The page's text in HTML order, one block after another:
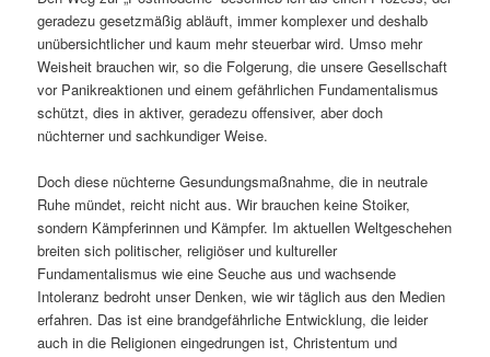
geradezu gesetzmäßig abläuft, immer komplexer und deshalb
unübersichtlicher und kaum mehr steuerbar wird. Umso mehr
Weisheit brauchen wir, so die Folgerung, die unsere Gesellschaft
vor Panikreaktionen und einem gefährlichen Fundamentalismus
schützt, dies in aktiver, geradezu offensiver, aber doch
nüchterner und sachkundiger Weise.
Doch diese nüchterne Gesundungsmaßnahme, die in neutrale
Ruhe mündet, reicht nicht aus. Wir brauchen keine Stoiker,
sondern Kämpferinnen und Kämpfer. Im aktuellen Weltgeschehen
breiten sich politischer, religiöser und kultureller
Fundamentalismus wie eine Seuche aus und wachsende
Intoleranz bedroht unser Denken, wie wir täglich aus den Medien
erfahren. Das ist eine brandgefährliche Entwicklung, die leider
auch in die Religionen eingedrungen ist, Christentum und